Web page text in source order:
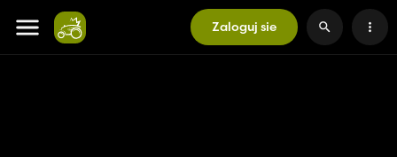
Zaloguj sie